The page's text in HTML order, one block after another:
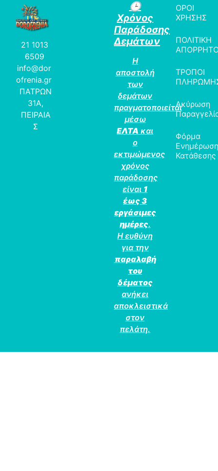
21 1013
6509
info@dor
ofrenia.gr
ΠΑΤΡΩΝ
31Α,
ΠΕΙΡΑΙΑ
Σ
🕒
Χρόνος
Παράδοσης
Δεμάτων
Η
αποστολή
των
δεμάτων
πραγματοποιείται
μέσω
ΕΛΤΑ και
ο
εκτιμώμενος
χρόνος
παράδοσης
είναι 1
έως 3
εργάσιμες
ημέρες.
Η ευθύνη
για την
παραλαβή
του
δέματος
ανήκει
αποκλειστικά
στον
πελάτη.
ΟΡΟΙ
ΧΡΗΣΗΣ
ΠΟΛΙΤΙΚΗ
ΤΡΟΠΟΙ
Ακύρωση
Φόρμα
Κατάθεσης